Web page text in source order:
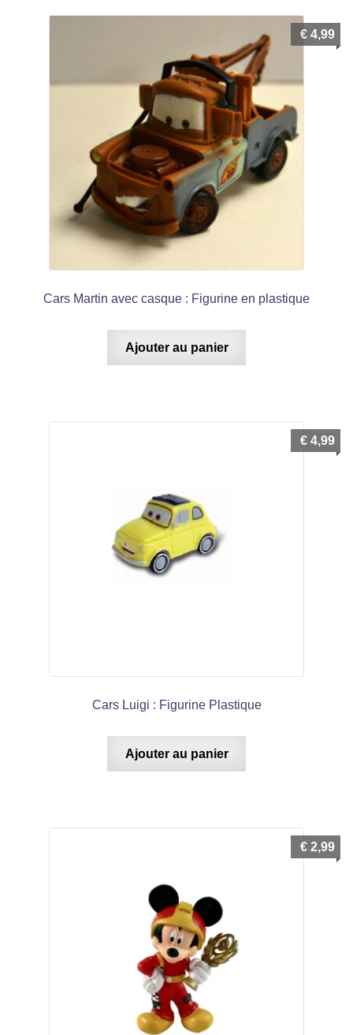
Cars Martin avec casque : Figurine en plastique
€ 4,99
Ajouter au panier
Cars Luigi : Figurine Plastique
€ 4,99
Ajouter au panier
€ 2,99